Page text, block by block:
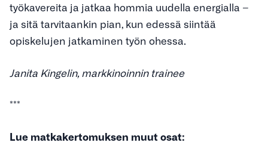
työkavereita ja jatkaa hommia uudella energialla –
ja sitä tarvitaankin pian, kun edessä siintää
opiskelujen jatkaminen työn ohessa.
Janita Kingelin, markkinoinnin trainee
***
Lue matkakertomuksen muut osat: